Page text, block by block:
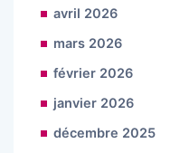
avril 2026
mars 2026
février 2026
janvier 2026
décembre 2025